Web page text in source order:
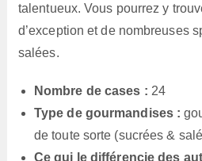
talentueux. Vous pourrez y
d’exception et de nombreuses
salées.
Nombre de cases : 24
Type de gourmandises :
de toute sorte (sucrées &
Ce qui le différencie des